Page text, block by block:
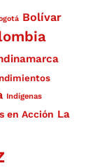
Bolívar
Indígenas
en Acción La